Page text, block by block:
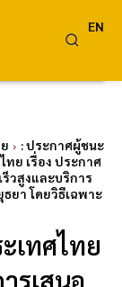
EN
: ประกาศผู้ชนะ
ย เรื่อง ประกาศ
วสูงและบริการ
ยา โดยวิธีเฉพาะ
เทศไทย
รเสนอ